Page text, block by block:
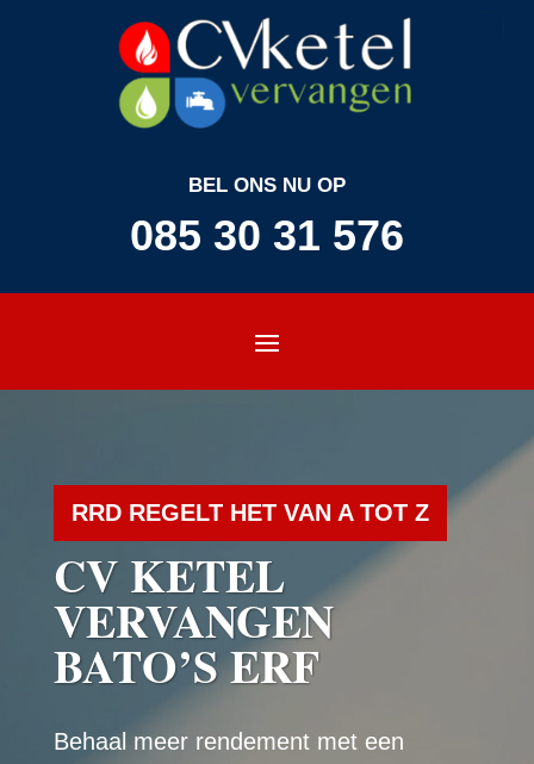
BEL ONS NU OP
085 30 31 576
RRD REGELT HET VAN A TOT Z
CV KETEL
VERVANGEN
BATO’S ERF
Behaal meer rendement met een